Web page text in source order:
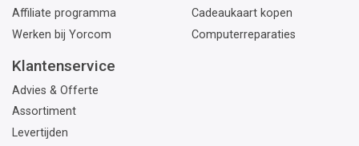
Affiliate programma
Werken bij Yorcom
Cadeaukaart kopen
Computerreparaties
Klantenservice
Advies & Offerte
Assortiment
Levertijden